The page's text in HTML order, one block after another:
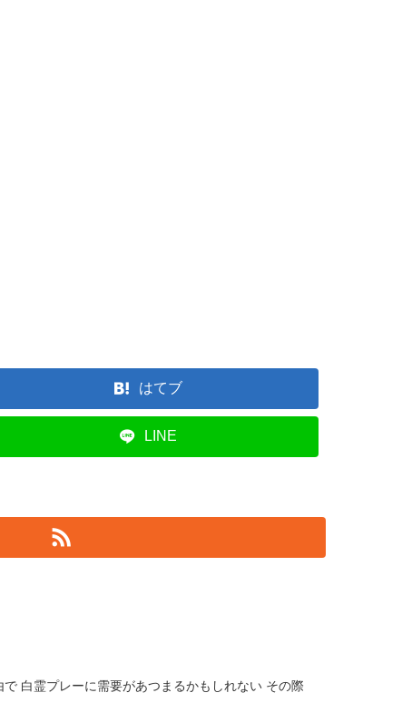
はてブ
LINE
白霊プレーに需要があつまるかもしれない その際